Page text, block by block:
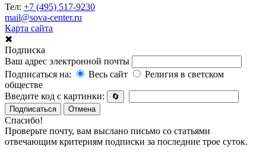
Тел: +7 (495) 517-9230
mail@sova-center.ru
Карта сайта
✖
Подписка
Ваш адрес электронной почты
Подписаться на:
Весь сайт
Религия в светском
обществе
Введите код с картинки:
🔄
Подписаться
Отмена
Спасибо!
Проверьте почту, вам выслано письмо со статьями
отвечающим критериям подписки за последние трое суток.